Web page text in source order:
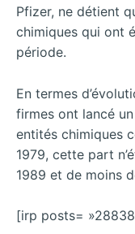
Pfizer, ne détient
chimiques qui ont
période.
En termes
firmes ont lancé
entités chimiques
1979, cette part
1989 et de moins
[irp posts=